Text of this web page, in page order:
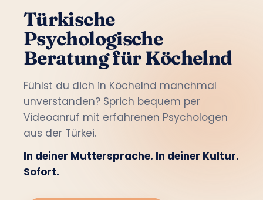
Türkische
Psychologische
Beratung für Köchelnd
Fühlst du dich in Köchelnd manchmal
unverstanden? Sprich bequem per
Videoanruf mit erfahrenen Psychologen
aus der Türkei.
In deiner Muttersprache. In deiner Kultur.
Sofort.